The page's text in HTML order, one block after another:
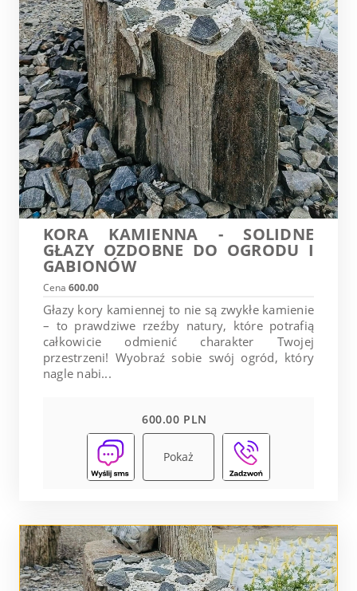
KORA KAMIENNA - SOLIDNE
GŁAZY OZDOBNE DO OGRODU I
GABIONÓW
Cena 600.00
Głazy kory kamiennej to nie są zwykłe kamienie
– to prawdziwe rzeźby natury, które potrafią
całkowicie odmienić charakter Twojej
przestrzeni! Wyobraź sobie swój ogród, który
nagle nabi...
600.00 PLN
Pokaż